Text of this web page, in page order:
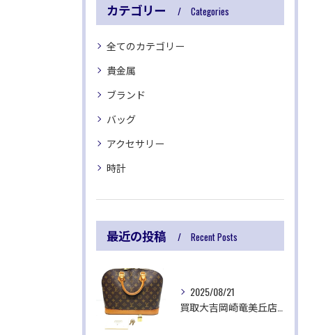
カテゴリー Categories
全てのカテゴリー
貴金属
ブランド
バッグ
アクセサリー
時計
最近の投稿 Recent Posts
2025/08/21